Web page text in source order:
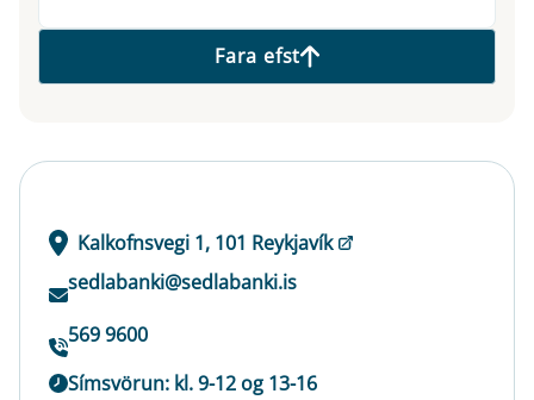
Fara efst
Kalkofnsvegi 1, 101 Reykjavík
sedlabanki@sedlabanki.is
569 9600
Símsvörun: kl. 9-12 og 13-16